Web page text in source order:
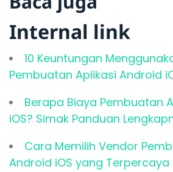
Internal link
10 Keuntungan
Pembuatan Aplikasi Android
Berapa Biaya Pembuatan
iOS? Simak Panduan
Cara Memilih Vendor
Android iOS yang Terpercaya